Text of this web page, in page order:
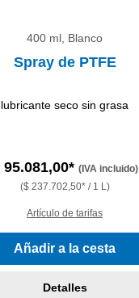
400 ml, Blanco
Spray de PTFE
lubricante seco sin grasa
95.081,00* (IVA incluido)
($ 237.702,50* / 1 L)
Artículo de tarifas
Añadir a la cesta
Detalles